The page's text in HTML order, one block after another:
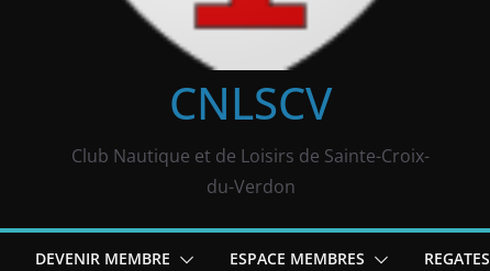
CNLSCV
Club Nautique et de Loisirs de Sainte-Croix-
du-Verdon
DEVENIR MEMBRE ESPACE MEMBRES REGATES